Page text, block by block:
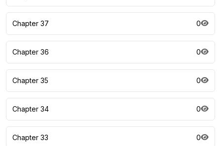
Chapter 37 0
Chapter 36 0
Chapter 35 0
Chapter 34 0
Chapter 33 0